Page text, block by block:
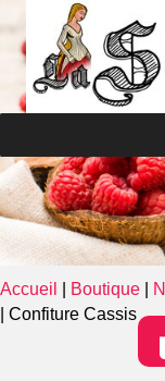
Accueil Boutique
Confiture Cassis